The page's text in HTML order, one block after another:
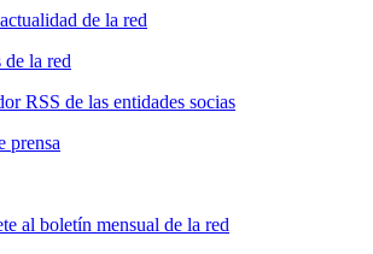
de la red
la red
RSS de las entidades socias
prensa
al boletín mensual de la red